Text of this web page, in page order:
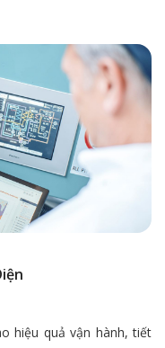
hiệu quả vận hành, tiết